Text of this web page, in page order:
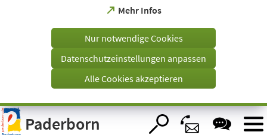
Visuelle
Assistenzsoftware
öffnen.
Mehr Infos
(Öffnet
einem
Tab)
Nur notwendige Cookies
Datenschutzeinstellungen anpassen
Alle Cookies akzeptieren
Paderborn